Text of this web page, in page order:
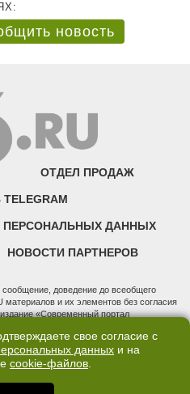
новость
ОТДЕЛ ПРОДАЖ
ПЕРСОНАЛЬНЫХ ДАННЫХ
НОВОСТИ ПАРТНЕРОВ
доведение до всеобщего
и их элементов без согласия
«Современный портал
технологий и массовых коммуникаций
ЭЛ № ФС 77 - 76634 от 02.09.2019
"66.ру". Юридический
и отдела продаж: 620014, Свердловская
свое согласие с
данных и на
cookie-файлов.